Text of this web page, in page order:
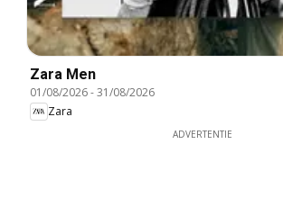
Zara Men
01/08/2026-31/08/2026
Zara
ADVERTENTIE